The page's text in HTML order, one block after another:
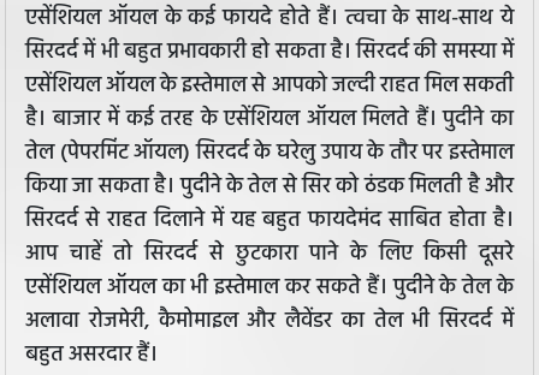
एसेंशियल ऑयल के कई फायदे होते हैं। त्वचा के साथ-साथ ये
सिरदर्द में भी बहुत प्रभावकारी हो सकता है। सिरदर्द की समस्या में
एसेंशियल ऑयल के इस्तेमाल से आपको जल्दी राहत मिल सकती
है। बाजार में कई तरह के एसेंशियल ऑयल मिलते हैं। पुदीने का
तेल (पेपरमिंट ऑयल) सिरदर्द के घरेलु उपाय के तौर पर इस्तेमाल
किया जा सकता है। पुदीने के तेल से सिर को ठंडक मिलती है और
सिरदर्द से राहत दिलाने में यह बहुत फायदेमंद साबित होता है।
आप चाहें तो सिरदर्द से छुटकारा पाने के लिए किसी दूसरे
एसेंशियल ऑयल का भी इस्तेमाल कर सकते हैं। पुदीने के तेल के
अलावा रोजमेरी, कैमोमाइल और लैवेंडर का तेल भी सिरदर्द में
बहुत असरदार हैं।